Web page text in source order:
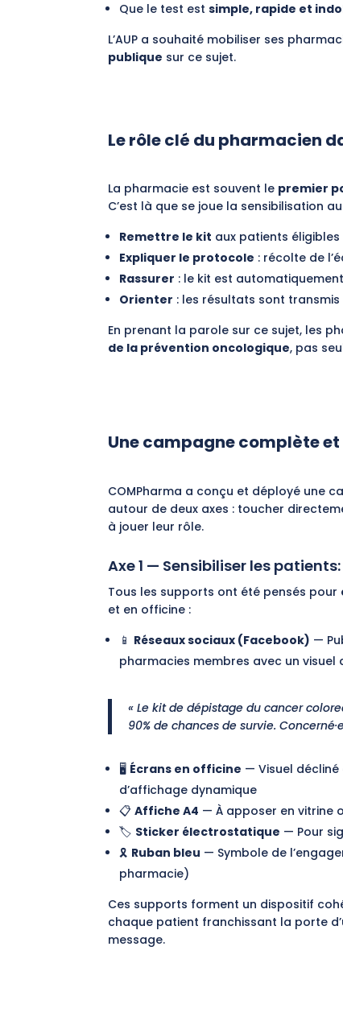
Que le test estsimple, rapide et
L’AUP a souhaité mobiliser ses
publique sur ce sujet.
Le rôle clé du pharmacien
La pharmacie est souvent le premier
C’est là que se joue la sensibilisation
Remettre le kit aux patients
Expliquer le protocole : récolte de
Rassurer : le kit est
Orienter : les résultats sont
En prenant la parole sur ce sujet, les
de la prévention oncologique, pas
Une campagne complète
COMPharma a conçu et déployé une
autour de deux axes : toucher
à jouer leur rôle.
Axe 1 — Sensibiliser les
Tous les supports ont été pensés pour
et en officine :
📱 Réseaux sociaux (Facebook) —
pharmacies membres avec un visuel
« Le kit de dépistage du cancer
90% de chances de survie.
🖥️ Écrans en officine — Visuel
d’affichage dynamique
📋Affiche A4 — À apposer en vitrine
🏷️ Sticker électrostatique — Pour
🎗️ Ruban bleu — Symbole de
pharmacie)
Ces supports forment un dispositif
chaque patient franchissant la porte
message.